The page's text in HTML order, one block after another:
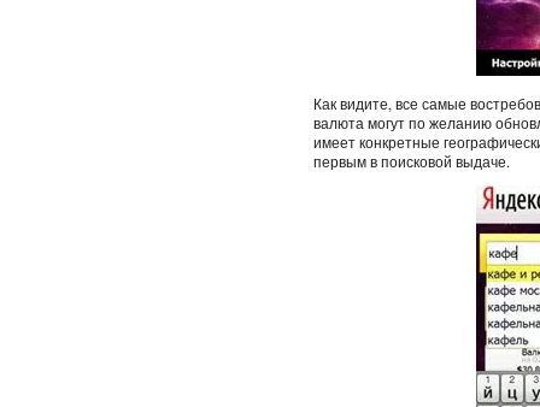
Как видите, все самые
валюта могут по желанию
имеет конкретные
первым в поисковой выдаче.